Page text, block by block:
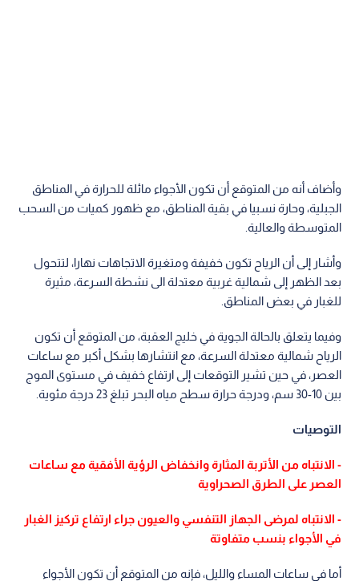
وأضاف أنه من المتوقع أن تكون الأجواء مائلة للحرارة في المناطق
الجبلية، وحارة نسبيا في بقية المناطق، مع ظهور كميات من السحب
المتوسطة والعالية.
وأشار إلى أن الرياح تكون خفيفة ومتغيرة الاتجاهات نهارا، لتتحول
بعد الظهر إلى شمالية غربية معتدلة الى نشطة السرعة، مثيرة
للغبار في بعض المناطق.
وفيما يتعلق بالحالة الجوية في خليج العقبة، من المتوقع أن تكون
الرياح شمالية معتدلة السرعة، مع انتشارها بشكل أكبر مع ساعات
العصر، في حين تشير التوقعات إلى ارتفاع خفيف في مستوى الموج
بين 10-30 سم، ودرجة حرارة سطح مياه البحر تبلغ 23 درجة مئوية.
التوصيات
- الانتباه من الأتربة المثارة وانخفاض الرؤية الأفقية مع ساعات
العصر على الطرق الصحراوية
- الانتباه لمرضى الجهاز التنفسي والعيون جراء ارتفاع تركيز الغبار
في الأجواء بنسب متفاوتة
أما في ساعات المساء والليل، فإنه من المتوقع أن تكون الأجواء